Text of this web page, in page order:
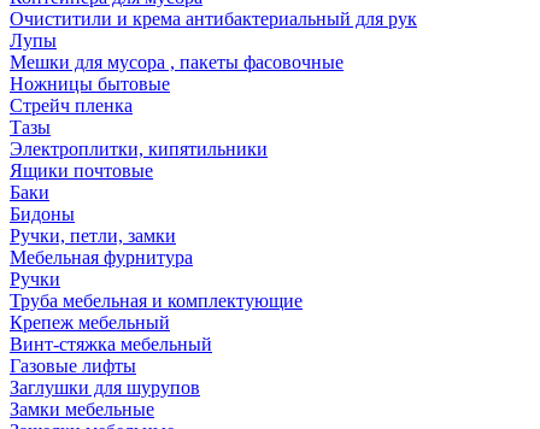
Очиститили и крема антибактериальный для рук
Лупы
Мешки для мусора , пакеты фасовочные
Ножницы бытовые
Стрейч пленка
Тазы
Электроплитки, кипятильники
Ящики почтовые
Баки
Бидоны
Ручки, петли, замки
Мебельная фурнитура
Ручки
Труба мебельная и комплектующие
Крепеж мебельный
Винт-стяжка мебельный
Газовые лифты
Заглушки для шурупов
Замки мебельные